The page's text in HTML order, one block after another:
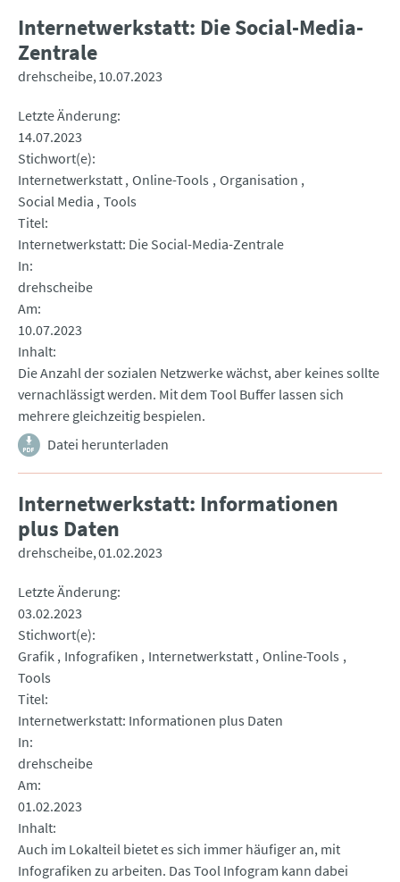
Internetwerkstatt: Die Social-Media-
Zentrale
drehscheibe 10.07.2023
Letzte Änderung
14.07.2023
Stichwort(e)
Internetwerkstatt Online-Tools
Organisation
Social Media Tools
Titel
Internetwerkstatt: Die Social-Media-Zentrale
In
drehscheibe
Am
10.07.2023
Inhalt
Die Anzahl der sozialen Netzwerke wächst, aber keines sollte
vernachlässigt werden. Mit dem Tool Buffer lassen sich
mehrere gleichzeitig bespielen.
Datei herunterladen
Internetwerkstatt: Informationen
plus Daten
drehscheibe 01.02.2023
Letzte Änderung
03.02.2023
Stichwort(e)
Grafik Infografiken Internetwerkstatt Online-Tools
Tools
Titel
Internetwerkstatt: Informationen plus Daten
In
drehscheibe
Am
01.02.2023
Inhalt
Auch im Lokalteil bietet es sich immer häufiger an, mit
Infografiken zu arbeiten. Das Tool Infogram kann dabei